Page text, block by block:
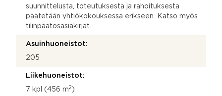
suunnittelusta, toteutuksesta ja rahoituksesta
päätetään yhtiökokouksessa erikseen. Katso myös
tilinpäätösasiakirjat.
Asuinhuoneistot:
205
Liikehuoneistot:
7 kpl (456 m2 )